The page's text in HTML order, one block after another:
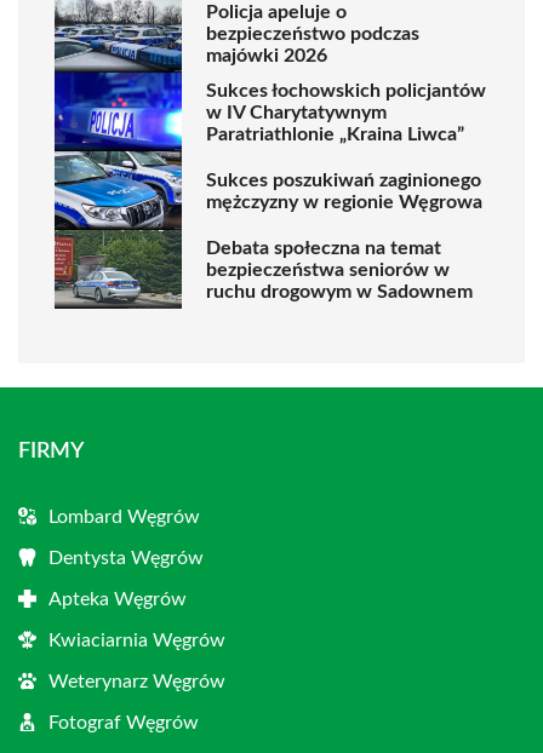
Policja apeluje o
bezpieczeństwo podczas
majówki 2026
Sukces łochowskich policjantów
w IV Charytatywnym
Paratriathlonie „Kraina Liwca”
Sukces poszukiwań zaginionego
mężczyzny w regionie Węgrowa
Debata społeczna na temat
bezpieczeństwa seniorów w
ruchu drogowym w Sadownem
FIRMY
Lombard Węgrów
Dentysta Węgrów
Apteka Węgrów
Kwiaciarnia Węgrów
Weterynarz Węgrów
Fotograf Węgrów